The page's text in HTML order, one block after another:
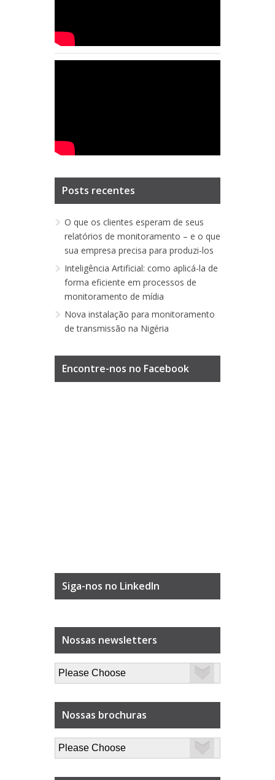
Posts recentes
O que os clientes esperam de seus
relatórios de monitoramento – e o que
sua empresa precisa para produzi-los
Inteligência Artificial: como aplicá-la de
forma eficiente em processos de
monitoramento de mídia
Nova instalação para monitoramento
de transmissão na Nigéria
Encontre-nos no Facebook
Siga-nos no LinkedIn
Nossas newsletters
Nossas brochuras